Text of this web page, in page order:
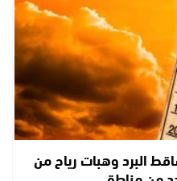
البرد وهبات رياح من